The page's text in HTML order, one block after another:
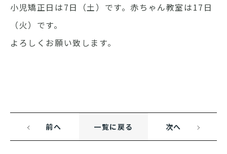
小児矯正日は7日（土）です。赤ちゃん教室は17日
（火）です。
よろしくお願い致します。
前へ 一覧に戻る 次へ